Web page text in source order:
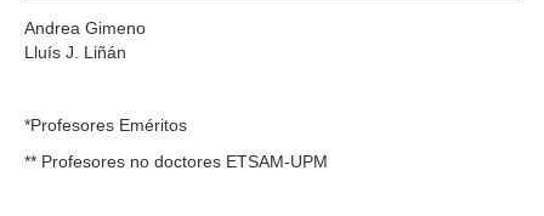
Andrea Gimeno
Lluís J. Liñán
*Profesores Eméritos
** Profesores no doctores ETSAM-UPM